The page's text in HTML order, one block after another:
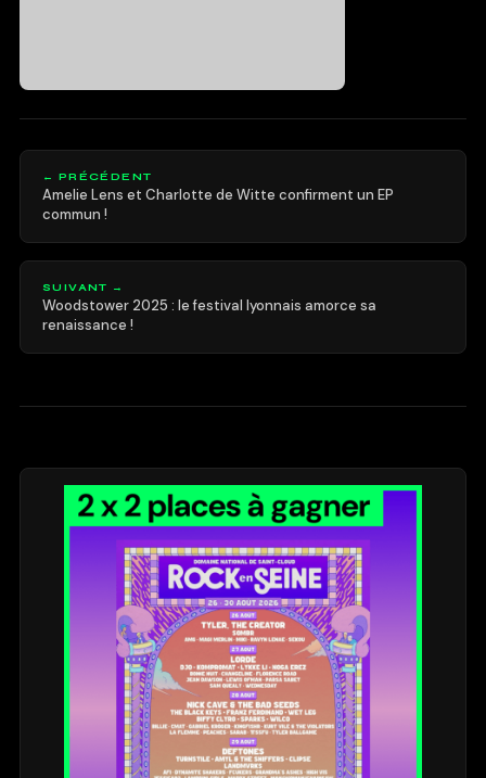
← PRÉCÉDENT
Amelie Lens et Charlotte de Witte confirment un EP
commun !
SUIVANT →
Woodstower 2025 : le festival lyonnais amorce sa
renaissance !